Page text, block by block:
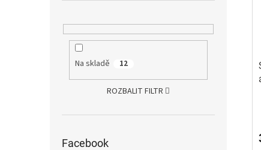
Na skladě 12
ROZBALIT FILTR
Facebook